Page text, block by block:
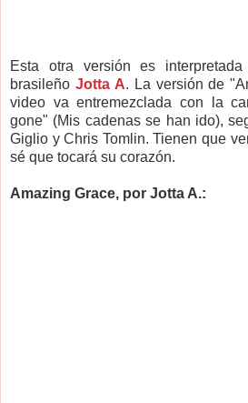
Esta otra versión es
brasileño Jotta A. La versión de
video va entremezclada con la
gone" (Mis cadenas se han ido),
Giglio y Chris Tomlin. Tienen que
sé que tocará su corazón.
Amazing Grace, por Jotta A.: